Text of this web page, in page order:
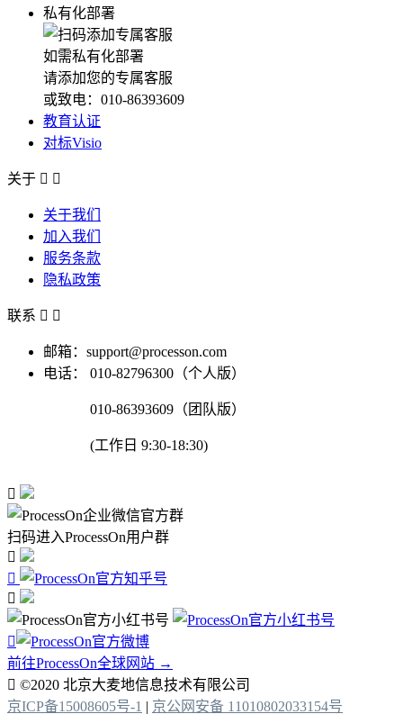
私有化部署
如需私有化部署
请添加您的专属客服
或致电：010-86393609
教育认证
对标Visio
关于  
关于我们
加入我们
服务条款
隐私政策
联系  
邮箱：support@processon.com
电话：
010-82796300（个人版）
010-86393609（团队版）
(工作日 9:30-18:30)

扫码进入ProcessOn用户群




前往ProcessOn全球网站 →
 ©2020 北京大麦地信息技术有限公司
京ICP备15008605号-1 | 京公网安备 11010802033154号